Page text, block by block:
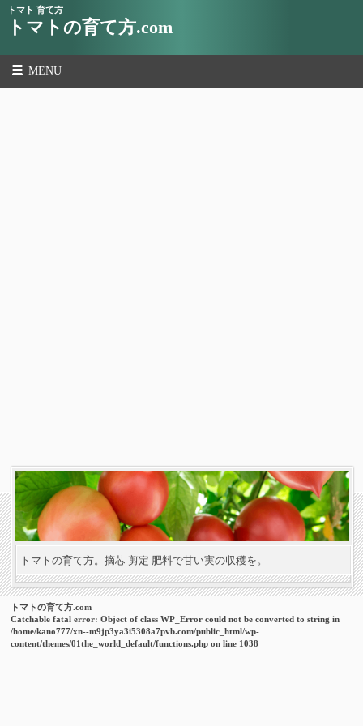
トマト 育て方
トマトの育て方.com
MENU
トマトの育て方。摘芯 剪定 肥料で甘い実の収穫を。
トマトの育て方.com
Catchable fatal error: Object of class WP_Error could not be converted to string in
/home/kano777/xn--m9jp3ya3i5308a7pvb.com/public_html/wp-
content/themes/01the_world_default/functions.php on line 1038